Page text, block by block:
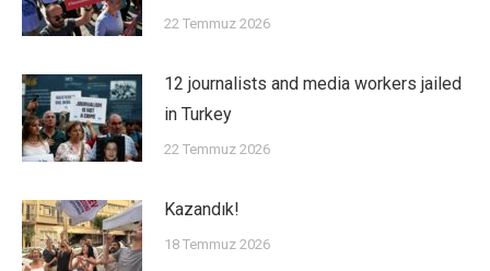
22 Temmuz 2026
12 journalists and media workers jailed
in Turkey
22 Temmuz 2026
Kazandık!
18 Temmuz 2026